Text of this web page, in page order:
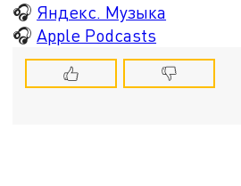
🎧 Яндекс. Музыка
🎧Apple Podcasts